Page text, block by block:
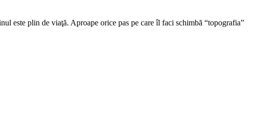
este plin de viaţă. Aproape orice pas pe care îl faci schimbă “topografia”